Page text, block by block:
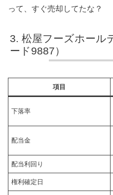
って、すぐ売却してたな？
松屋フーズホール
ード9887）
項目
下落率
配当金
配当利回り
権利確定日